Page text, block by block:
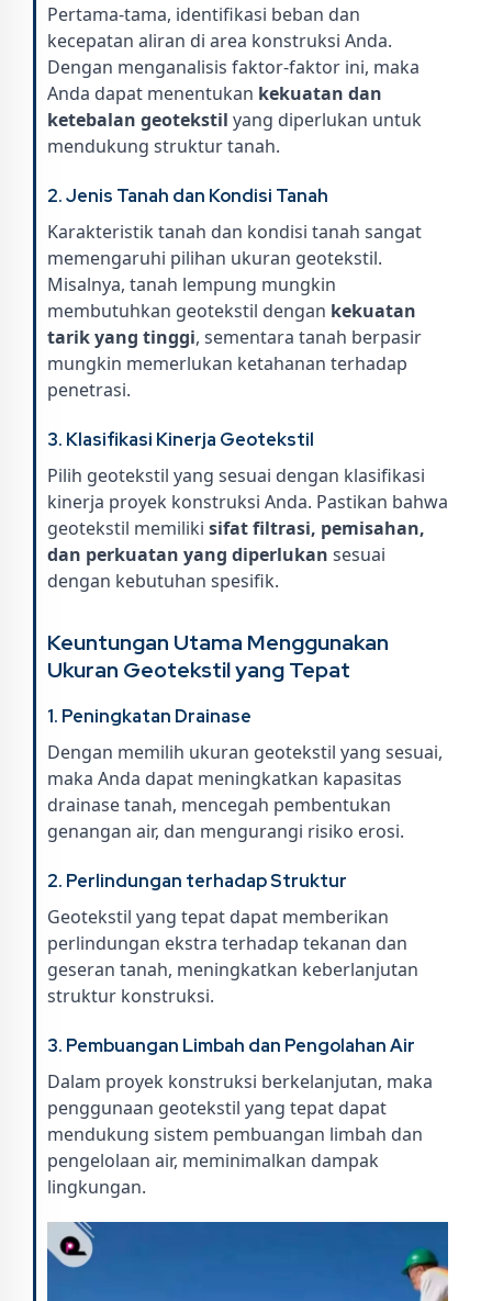
Pertama-tama, identifikasi beban dan
kecepatan aliran di area konstruksi Anda.
Dengan menganalisis faktor-faktor ini, maka
Anda dapat menentukan kekuatan dan
ketebalan geotekstil yang diperlukan untuk
mendukung struktur tanah.
2. Jenis Tanah dan Kondisi Tanah
Karakteristik tanah dan kondisi tanah sangat
memengaruhi pilihan ukuran geotekstil.
Misalnya, tanah lempung mungkin
membutuhkan geotekstil dengan kekuatan
tarik yang tinggi, sementara tanah berpasir
mungkin memerlukan ketahanan terhadap
penetrasi.
3. Klasifikasi Kinerja Geotekstil
Pilih geotekstil yang sesuai dengan klasifikasi
kinerja proyek konstruksi Anda. Pastikan bahwa
geotekstil memiliki sifat filtrasi, pemisahan,
dan perkuatan yang diperlukan sesuai
dengan kebutuhan spesifik.
Keuntungan Utama Menggunakan
Ukuran Geotekstil yang Tepat
1. Peningkatan Drainase
Dengan memilih ukuran geotekstil yang sesuai,
maka Anda dapat meningkatkan kapasitas
drainase tanah, mencegah pembentukan
genangan air, dan mengurangi risiko erosi.
2. Perlindungan terhadap Struktur
Geotekstil yang tepat dapat memberikan
perlindungan ekstra terhadap tekanan dan
geseran tanah, meningkatkan keberlanjutan
struktur konstruksi.
3. Pembuangan Limbah dan Pengolahan Air
Dalam proyek konstruksi berkelanjutan, maka
penggunaan geotekstil yang tepat dapat
mendukung sistem pembuangan limbah dan
pengelolaan air, meminimalkan dampak
lingkungan.